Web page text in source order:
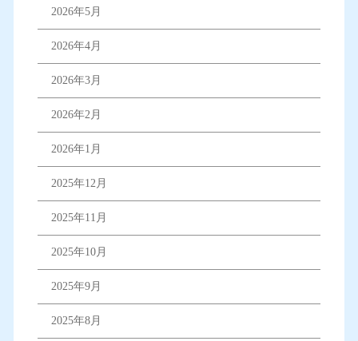
2026年5月
2026年4月
2026年3月
2026年2月
2026年1月
2025年12月
2025年11月
2025年10月
2025年9月
2025年8月